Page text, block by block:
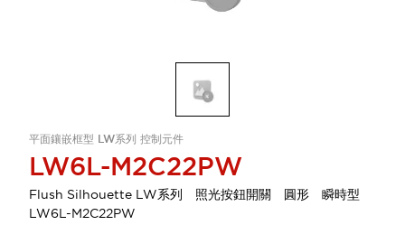
平面鑲嵌框型 LW系列 控制元件
LW6L-M2C22PW
Flush Silhouette LW系列 照光按鈕開關 圓形 瞬時型
LW6L-M2C22PW